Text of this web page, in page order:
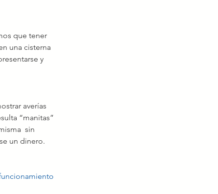
que tener
una cisterna
y
averías
“manitas”
sin
un dinero.